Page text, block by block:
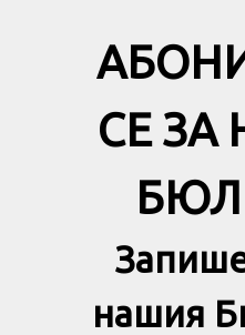
СЕ
нашия